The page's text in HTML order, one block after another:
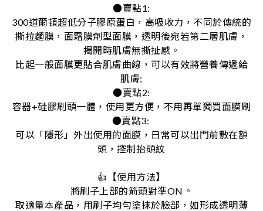
●賣點1:
300道爾頓超低分子膠原蛋白，高吸收力，不同於傳統的
撕拉麵膜，面霜膜劑型面膜，透明後宛若第二層肌膚，
揭開時肌膚無撕扯感。
比起一般面膜更貼合肌膚曲線，可以有效將營養傳遞給
肌膚;
●賣點2:
容器+硅膠刷頭一體，使用更方便，不用再單獨買面膜刷
●賣點3:
可以「隱形」外出使用的面膜，日常可以出門前敷在額
頭，控制抬頭紋
👍【使用方法】
將刷子上部的箭頭對準ON。
取適量本產品，用刷子均勻塗抹於臉部，如形成透明薄